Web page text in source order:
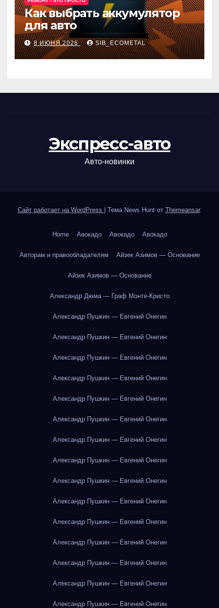
Как выбрать аккумулятор
для авто
8 ИЮНЯ 2026 SIB_ECOMETAL
Экспресс-авто
Авто-новинки
Сайт работает на WordPress Тема News Hunt от Themeansar.
Home Авокадо Авокадо Авокадо
Авторам и правообладателям Айзек Азимов — Основание
Айзек Азимов — Основание
Александр Дюма — Граф Монте-Кристо
Александр Пушкин — Евгений Онегин
Александр Пушкин — Евгений Онегин
Александр Пушкин — Евгений Онегин
Александр Пушкин — Евгений Онегин
Александр Пушкин — Евгений Онегин
Александр Пушкин — Евгений Онегин
Александр Пушкин — Евгений Онегин
Александр Пушкин — Евгений Онегин
Александр Пушкин — Евгений Онегин
Александр Пушкин — Евгений Онегин
Александр Пушкин — Евгений Онегин
Александр Пушкин — Евгений Онегин
Александр Пушкин — Евгений Онегин
Александр Пушкин — Евгений Онегин
Александр Пушкин — Евгений Онегин